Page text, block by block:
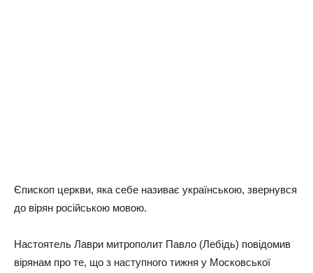
Єпископ церкви, яка себе називає українською, звернувся
до вірян російською мовою.
Настоятель Лаври митрополит Павло (Лебідь) повідомив
вірянам про те, що з наступного тижня у Московської